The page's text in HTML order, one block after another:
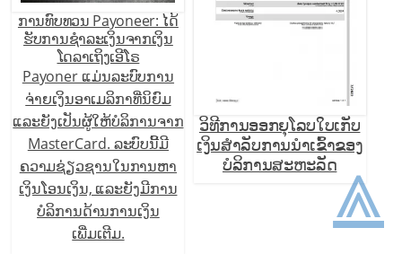
ການທົບທວນ Payoneer: ໄດ້
ຮັບການຊໍາລະເງິນຈາກເງິນ
ໂດລາເຖິງເອີໂຣ
Payoner ແມ່ນລະບົບການ
ຈ່າຍເງິນອາເມລິກາທີ່ນິຍົມ
ແລະຍັງເປັນຜູ້ໃຫ້ບໍລິການຈາກ
MasterCard. ລະບົບນີ້ມີ
ຄວາມຊ່ຽວຊານໃນການຫາ
ເງິນໂອນເງິນ, ແລະຍັງມີການ
ບໍລິການດ້ານການເງິນ
ເພີ່ມເຕີມ.
ວິທີການອອກຍຸໂລບໃບເກັບ
ເງິນສໍາລັບການນໍາເຂົ້າຂອງ
ບໍລິການສະຫະລັດ⩓